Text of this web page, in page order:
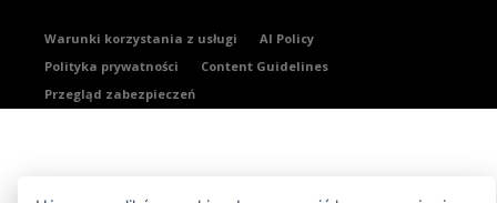
Warunki korzystania z usługi
AI Policy
Polityka prywatności
Content Guidelines
Przegląd zabezpieczeń